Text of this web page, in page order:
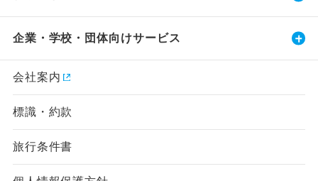
企業・学校・団体向けサービス
会社案内
標識・約款
旅行条件書